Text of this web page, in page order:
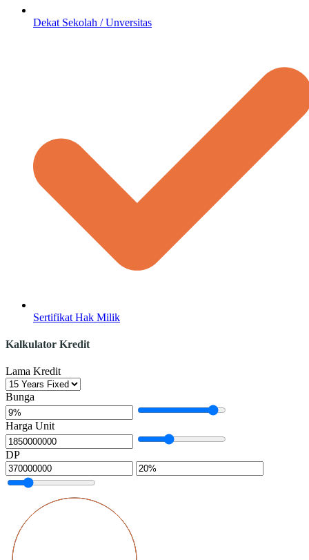
Dekat Sekolah / Unversitas
Sertifikat Hak Milik
Kalkulator Kredit
Lama Kredit
Bunga
Harga Unit
DP